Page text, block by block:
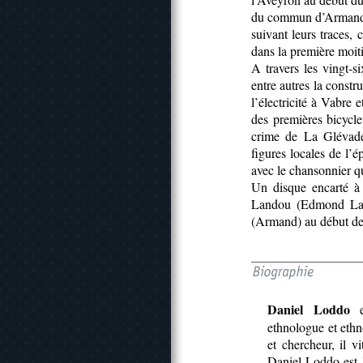
du commun
suivant leurs traces,
dans la première
A travers les vingt-
entre autres la
l’électricité à Vabre
des premières
crime de La
figures locales de
avec le chansonnier
Un disque encarté
Landou (Edmond
(Armand) au début
Daniel Loddo
ethnologue et
et chercheur, il